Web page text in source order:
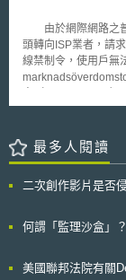
命令的對象亦不限
由於網際網路之普
頭轉向ISP業者，請
線禁制令，使用戶無法接近侵權著作
前年11月27日之決
力、聯合音樂、北歐
ISP（
提供網路連接到侵害
一審法院未採納原告
歐盟法（Infosoc-
最多人閱讀
二次創作影片是否
何謂「監理沙盒」？
美國聯邦法院有關